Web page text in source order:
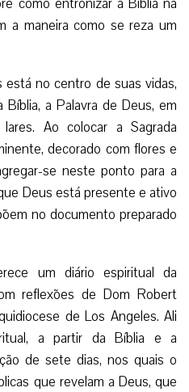
Nacional da Bíblia.
dos quais se encontram em
catequísticos. Também se
como entronizar a Bíblia na
a maneira como se reza um
está no centro de suas vidas,
a Palavra de Deus, em
Ao colocar a Sagrada
se neste ponto para a
Deus está presente e ativo
no documento preparado
um diário espiritual da